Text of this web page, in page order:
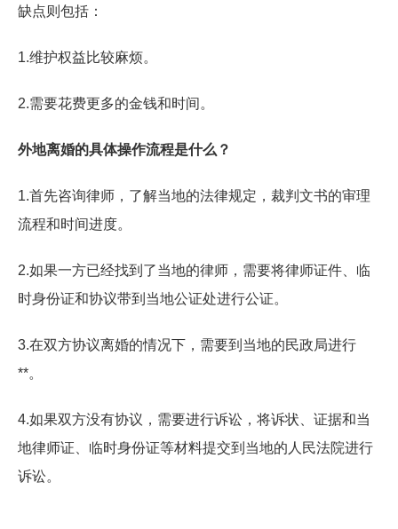
缺点则包括：
1.维护权益比较麻烦。
2.需要花费更多的金钱和时间。
外地离婚的具体操作流程是什么？
1.首先咨询律师，了解当地的法律规定，裁判文书的审理
流程和时间进度。
2.如果一方已经找到了当地的律师，需要将律师证件、临
时身份证和协议带到当地公证处进行公证。
3.在双方协议离婚的情况下，需要到当地的民政局进行
**。
4.如果双方没有协议，需要进行诉讼，将诉状、证据和当
地律师证、临时身份证等材料提交到当地的人民法院进行
诉讼。